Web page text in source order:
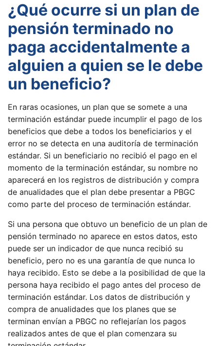
¿Qué ocurre si un plan de
pensión terminado no
paga accidentalmente a
alguien a quien se le debe
un beneficio?
En raras ocasiones, un plan que se somete a una
terminación estándar puede incumplir el pago de los
beneficios que debe a todos los beneficiarios y el
error no se detecta en una auditoría de terminación
estándar. Si un beneficiario no recibió el pago en el
momento de la terminación estándar, su nombre no
aparecerá en los registros de distribución y compra
de anualidades que el plan debe presentar a PBGC
como parte del proceso de terminación estándar.
Si una persona que obtuvo un beneficio de un plan de
pensión terminado no aparece en estos datos, esto
puede ser un indicador de que nunca recibió su
beneficio, pero no es una garantía de que nunca lo
haya recibido. Esto se debe a la posibilidad de que la
persona haya recibido el pago antes del proceso de
terminación estándar. Los datos de distribución y
compra de anualidades que los planes que se
terminan envían a PBGC no reflejarían los pagos
realizados antes de que el plan comenzara su